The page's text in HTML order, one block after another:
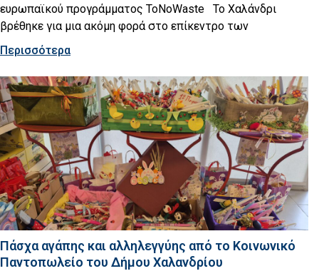
ευρωπαϊκού προγράμματος ToNoWaste Το Χαλάνδρι
βρέθηκε για μια ακόμη φορά στο επίκεντρο των
Περισσότερα
Πάσχα αγάπης και αλληλεγγύης από το Κοινωνικό
Παντοπωλείο του Δήμου Χαλανδρίου